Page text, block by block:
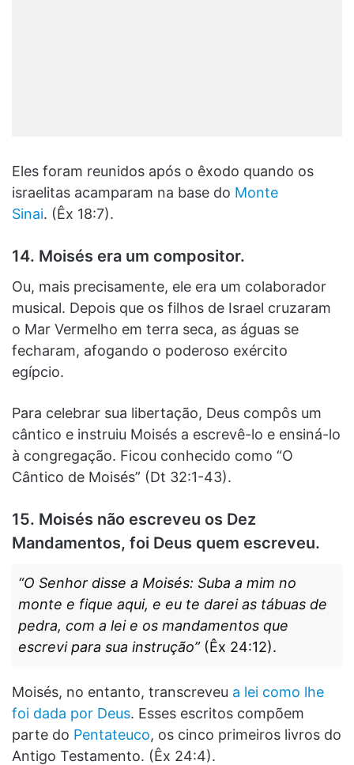
Eles foram reunidos após o êxodo quando os
israelitas acamparam na base do Monte
Sinai. (Êx 18:7).
14. Moisés era um compositor.
Ou, mais precisamente, ele era um colaborador
musical. Depois que os filhos de Israel cruzaram
o Mar Vermelho em terra seca, as águas se
fecharam, afogando o poderoso exército
egípcio.
Para celebrar sua libertação, Deus compôs um
cântico e instruiu Moisés a escrevê-lo e ensiná-lo
à congregação. Ficou conhecido como “O
Cântico de Moisés” (Dt 32:1-43).
15. Moisés não escreveu os Dez
Mandamentos, foi Deus quem escreveu.
“O Senhor disse a Moisés: Suba a mim no
monte e fique aqui, e eu te darei as tábuas de
pedra, com a lei e os mandamentos que
escrevi para sua instrução”(Êx 24:12).
Moisés, no entanto, transcreveu a lei como lhe
foi dada por Deus. Esses escritos compõem
parte do Pentateuco, os cinco primeiros livros do
Antigo Testamento. (Êx 24:4).